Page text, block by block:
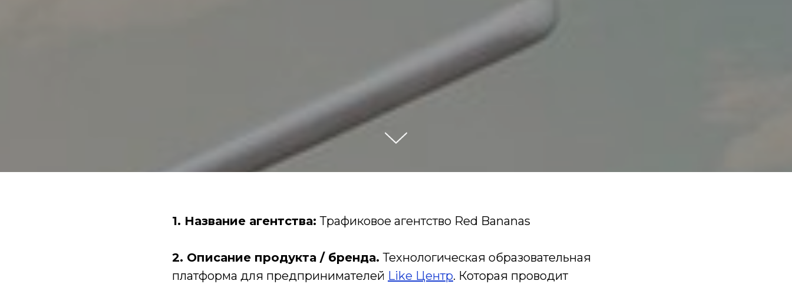
1. Название агентства:Трафиковое агентство Red Bananas
2. Описание продукта / бренда.Технологическая образовательная
платформа для предпринимателей Like Центр. Которая проводит